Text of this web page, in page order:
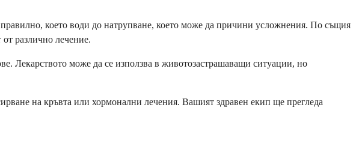
което води до натрупване, което може да причини усложнения. По същия
различно лечение.
Лекарството може да се използва в животозастрашаващи ситуации, но
на кръвта или хормонални лечения. Вашият здравен екип ще прегледа